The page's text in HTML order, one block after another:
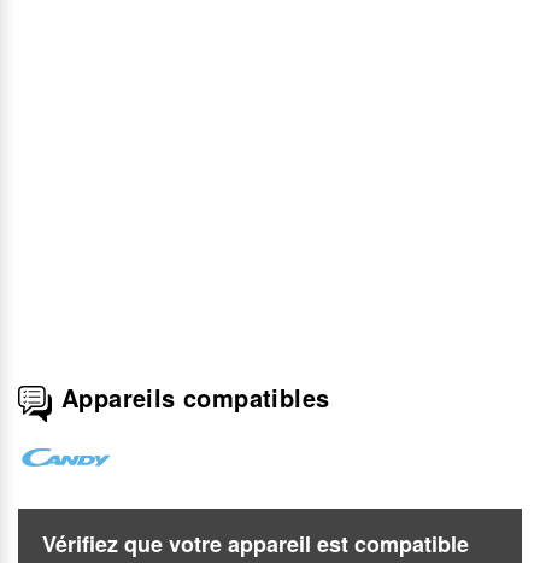
Appareils compatibles
Vérifiez que votre appareil est compatible